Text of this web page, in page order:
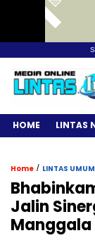
HOME LINTAS
Home / LINTAS UMUM
Jalin
Manggala